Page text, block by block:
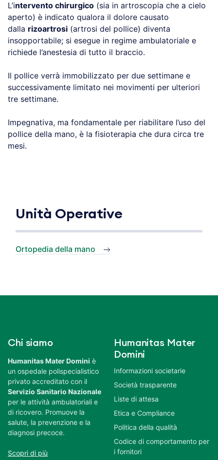
L’intervento chirurgico (sia in artroscopia che a cielo
aperto) è indicato qualora il dolore causato
dalla rizoartrosi (artrosi del pollice) diventa
insopportabile; si esegue in regime ambulatoriale e
richiede l’anestesia di tutto il braccio.
Il pollice verrà immobilizzato per due settimane e
successivamente limitato nei movimenti per ulteriori
tre settimane.
Impegnativa, ma fondamentale per riabilitare l’uso del
pollice della mano, è la fisioterapia che dura circa tre
mesi.
Unità Operative
Ortopedia della mano
Chi siamo
Humanitas Mater Domini è
un ospedale polispecialistico
privato accreditato con il
Servizio Sanitario Nazionale
per le attività ambulatoriali e
di ricovero. Promuove la
salute, la prevenzione e la
diagnosi precoce.
Scopri di più
Humanitas Mater
Domini
Informazioni societarie
Società trasparente
Liste di attesa
Etica e Compliance
Politica della qualità
Codice di comportamento per
i fornitori